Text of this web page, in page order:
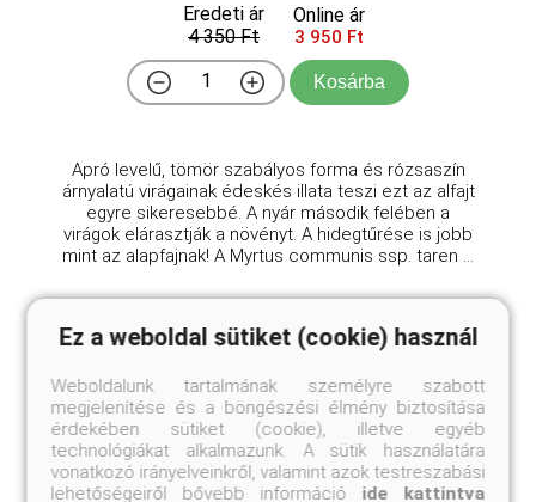
Eredeti ár
4 350 Ft
Online ár
3 950 Ft
Kosárba
Apró levelű, tömör szabályos forma és rózsaszín
árnyalatú virágainak édeskés illata teszi ezt az alfajt
egyre sikeresebbé. A nyár második felében a
virágok elárasztják a növényt. A hidegtűrése is jobb
mint az alapfajnak! A Myrtus communis ssp. taren ...
Ez a weboldal sütiket (cookie) használ
Weboldalunk tartalmának személyre szabott
megjelenítése és a böngészési élmény biztosítása
érdekében sütiket (cookie), illetve egyéb
technológiákat alkalmazunk. A sütik használatára
vonatkozó irányelveinkről, valamint azok testreszabási
lehetőségeiről bővebb információ ide kattintva